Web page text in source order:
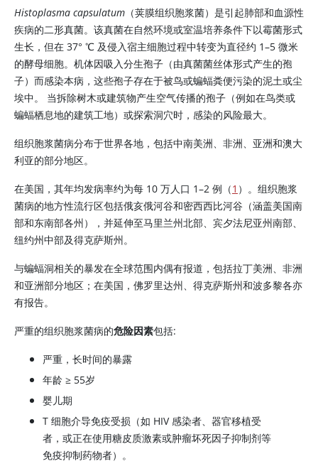
Histoplasma capsulatum （荚膜组织胞浆菌）是引起肺部和血源性
疾病的二形真菌。该真菌在自然环境或室温培养条件下以霉菌形式
生长，但在 37° ℃ 及侵入宿主细胞过程中转变为直径约 1–5 微米
的酵母细胞。机体因吸入分生孢子（由真菌菌丝体形式产生的孢
子）而感染本病，这些孢子存在于被鸟或蝙蝠粪便污染的泥土或尘
埃中。 当拆除树木或建筑物产生空气传播的孢子（例如在鸟类或
蝙蝠栖息地的建筑工地）或探索洞穴时，感染的风险最大。
组织胞浆菌病分布于世界各地，包括中南美洲、非洲、亚洲和澳大
利亚的部分地区。
在美国，其年均发病率约为每 10 万人口 1–2 例（1 ）。组织胞浆
菌病的地方性流行区包括俄亥俄河谷和密西西比河谷（涵盖美国南
部和东南部各州），并延伸至马里兰州北部、宾夕法尼亚州南部、
纽约州中部及得克萨斯州。
与蝙蝠洞相关的暴发在全球范围内偶有报道，包括拉丁美洲、非洲
和亚洲部分地区；在美国，佛罗里达州、得克萨斯州和波多黎各亦
有报告。
严重的组织胞浆菌病的危险因素包括:
严重，长时间的暴露
年龄 ≥ 55岁
婴儿期
T 细胞介导免疫受损（如 HIV 感染者、器官移植受
者，或正在使用糖皮质激素或肿瘤坏死因子抑制剂等
免疫抑制药物者）。